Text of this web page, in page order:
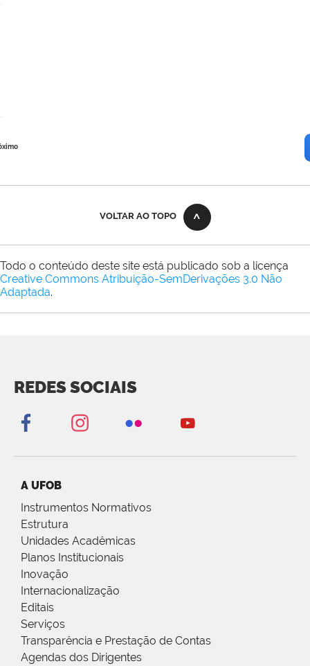
VOLTAR AO TOPO
Todo o conteúdo deste site está publicado sob a licença
Creative Commons Atribuição-SemDerivações 3.0 Não
Adaptada.
REDES SOCIAIS
A UFOB
Instrumentos Normativos
Estrutura
Unidades Acadêmicas
Planos Institucionais
Inovação
Internacionalização
Editais
Serviços
Transparência e Prestação de Contas
Agendas dos Dirigentes